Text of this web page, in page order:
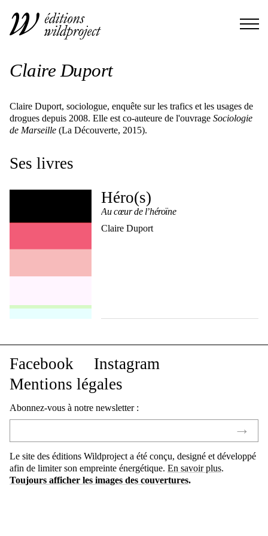
Claire Duport
Claire Duport, sociologue, enquête sur les trafics et les usages de
drogues depuis 2008. Elle est co-auteure de l'ouvrage Sociologie
de Marseille (La Découverte, 2015).
Ses livres
Héro(s)
Au cœur de l’héroïne
Claire Duport
Facebook
Instagram
Mentions légales
Abonnez-vous à notre newsletter :
Le site des éditions Wildproject a été conçu, designé et développé
afin de limiter son empreinte énergétique. En savoir plus.
Toujours afficher les images des couvertures.